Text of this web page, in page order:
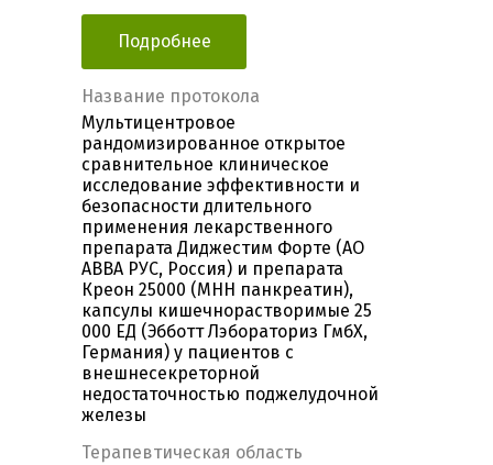
Подробнее
Название протокола
Мультицентровое
рандомизированное открытое
сравнительное клиническое
исследование эффективности и
безопасности длительного
применения лекарственного
препарата Диджестим Форте (АО
АВВА РУС, Россия) и препарата
Креон 25000 (МНН панкреатин),
капсулы кишечнорастворимые 25
000 ЕД (Эбботт Лэбораториз ГмбХ,
Германия) у пациентов с
внешнесекреторной
недостаточностью поджелудочной
железы
Терапевтическая область